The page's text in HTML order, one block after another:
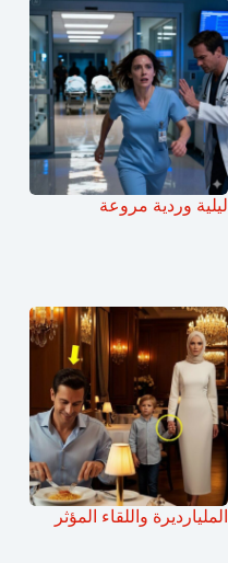
ليلية وردية مروعة
المليارديرة واللقاء المؤثر